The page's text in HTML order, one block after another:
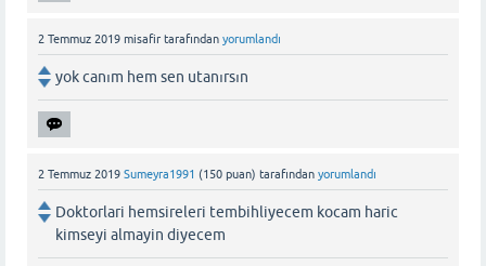
2 Temmuz 2019 misafir tarafından yorumlandı
yok canım hem sen utanırsın
2 Temmuz 2019 Sumeyra1991 (150 puan) tarafından yorumlandı
Doktorlari hemsireleri tembihliyecem kocam haric
kimseyi almayin diyecem